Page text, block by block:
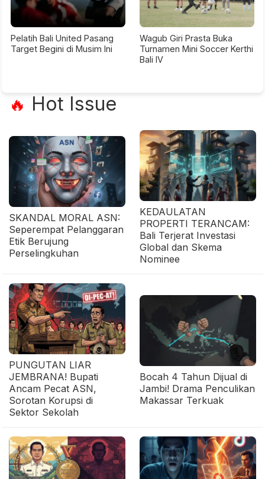
Pelatih Bali United Pasang
Target Begini di Musim Ini
Wagub Giri Prasta Buka
Turnamen Mini Soccer Kerthi
Bali IV
🔥 Hot Issue
SKANDAL MORAL ASN:
Seperempat Pelanggaran
Etik Berujung
Perselingkuhan
KEDAULATAN
PROPERTI TERANCAM:
Bali Terjerat Investasi
Global dan Skema
Nominee
PUNGUTAN LIAR
JEMBRANA! Bupati
Ancam Pecat ASN,
Sorotan Korupsi di
Sektor Sekolah
Bocah 4 Tahun Dijual di
Jambi! Drama Penculikan
Makassar Terkuak